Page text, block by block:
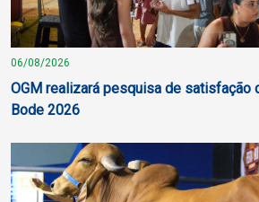
06/08/2026
OGM realizará pesquisa de satisfação
Bode 2026